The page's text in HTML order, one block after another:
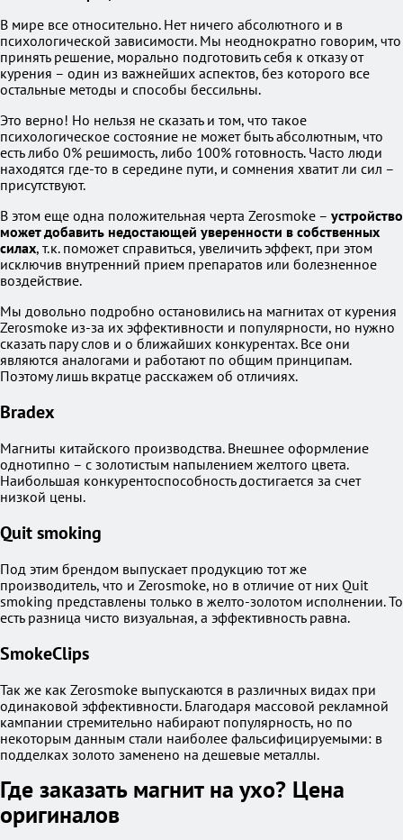
В мире все относительно. Нет ничего абсолютного и в
психологической зависимости. Мы неоднократно говорим, что
принять решение, морально подготовить себя к отказу от
курения – один из важнейших аспектов, без которого все
остальные методы и способы бессильны.
Это верно! Но нельзя не сказать и том, что такое
психологическое состояние не может быть абсолютным, что
есть либо 0% решимость, либо 100% готовность. Часто люди
находятся где-то в середине пути, и сомнения хватит ли сил –
присутствуют.
В этом еще одна положительная черта Zerosmoke – устройство
может добавить недостающей уверенности в собственных
силах, т.к. поможет справиться, увеличить эффект, при этом
исключив внутренний прием препаратов или болезненное
воздействие.
Мы довольно подробно остановились на магнитах от курения
Zerosmoke из-за их эффективности и популярности, но нужно
сказать пару слов и о ближайших конкурентах. Все они
являются аналогами и работают по общим принципам.
Поэтому лишь вкратце расскажем об отличиях.
Bradex
Магниты китайского производства. Внешнее оформление
однотипно – с золотистым напылением желтого цвета.
Наибольшая конкурентоспособность достигается за счет
низкой цены.
Quit smoking
Под этим брендом выпускает продукцию тот же
производитель, что и Zerosmoke, но в отличие от них Quit
smoking представлены только в желто-золотом исполнении. То
есть разница чисто визуальная, а эффективность равна.
SmokeClips
Так же как Zerosmoke выпускаются в различных видах при
одинаковой эффективности. Благодаря массовой рекламной
кампании стремительно набирают популярность, но по
некоторым данным стали наиболее фальсифицируемыми: в
подделках золото заменено на дешевые металлы.
Где заказать магнит на ухо? Цена
оригиналов